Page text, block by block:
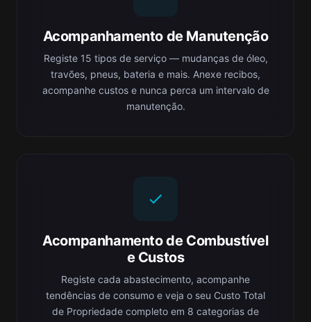
Acompanhamento de Manutenção
Registe 15 tipos de serviço — mudanças de óleo,
travões, pneus, bateria e mais. Anexe recibos,
acompanhe custos e nunca perca um intervalo de
manutenção.
Acompanhamento de Combustível
e Custos
Registe cada abastecimento, acompanhe
tendências de consumo e veja o seu Custo Total
de Propriedade completo em 8 categorias de